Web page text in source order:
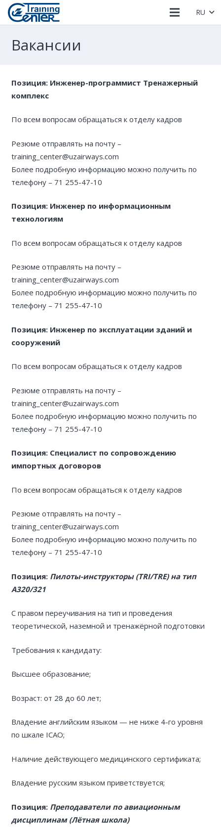
RU
Вакансии
Позиция: Инженер-программист Тренажерный
комплекс
По всем вопросам обращаться к отделу кадров
Резюме отправлять на почту –
training_center@uzairways.com
Более подробную информацию можно получить по
телефону – 71 255-47-10
Позиция: Инженер по информационным
технологиям
По всем вопросам обращаться к отделу кадров
Резюме отправлять на почту –
training_center@uzairways.com
Более подробную информацию можно получить по
телефону – 71 255-47-10
Позиция: Инженер по эксплуатации зданий и
сооружений
По всем вопросам обращаться к отделу кадров
Резюме отправлять на почту –
training_center@uzairways.com
Более подробную информацию можно получить по
телефону – 71 255-47-10
Позиция: Cпециалист по сопровождению
импортных договоров
По всем вопросам обращаться к отделу кадров
Резюме отправлять на почту –
training_center@uzairways.com
Более подробную информацию можно получить по
телефону – 71 255-47-10
Позиция: Пилоты-инструкторы (TRI/TRE) на тип
A320/321
С правом переучивания на тип и проведения
теоретической, наземной и тренажёрной подготовки
Требования к кандидату:
Высшее образование;
Возраст: от 28 до 60 лет;
Владение английским языком — не ниже 4-го уровня
по шкале ICAO;
Наличие действующего медицинского сертификата;
Владение русским языком приветствуется;
Позиция:Преподаватели по авиационным
дисциплинам (Лётная школа)